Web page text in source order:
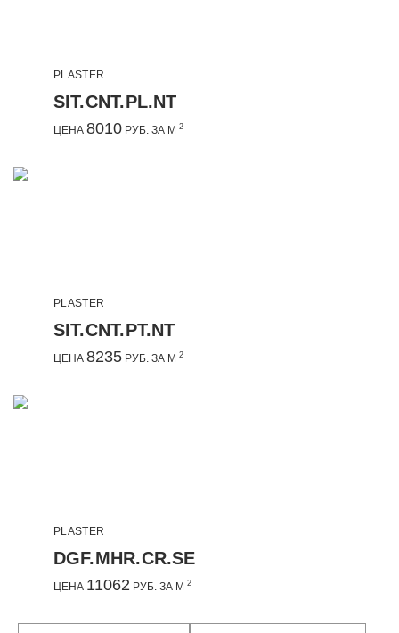
PLASTER
SIT.CNT.PL.NT
ЦЕНА 8010РУБ. ЗА М 2
PLASTER
SIT.CNT.PT.NT
ЦЕНА 8235РУБ. ЗА М 2
PLASTER
DGF.MHR.CR.SE
ЦЕНА 11062 РУБ. ЗА М 2